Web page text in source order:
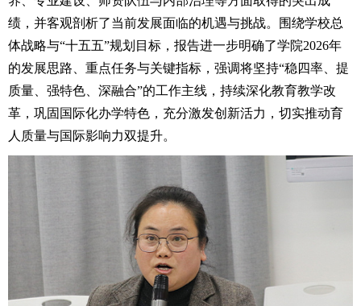
绩，并客观剖析了当前发展面临的机遇与挑战。围绕学校总
体战略与“十五五”规划目标，报告进一步明确了学院2026年
的发展思路、重点任务与关键指标，强调将坚持“稳四率、提
质量、强特色、深融合”的工作主线，持续深化教育教学改
革，巩固国际化办学特色，充分激发创新活力，切实推动育
人质量与国际影响力双提升。